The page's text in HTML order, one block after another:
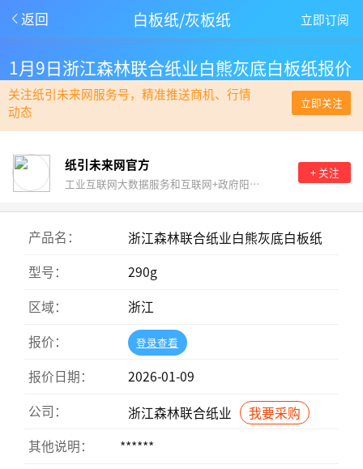
返回 白板纸/灰板纸 立即订阅
1月9日浙江森林联合纸业白熊灰底白板纸报价
关注纸引未来网服务号，精准推送商机、行情
动态
立即关注
纸引未来网官方
工业互联网大数据服务和互联网+政府阳光采购。
+ 关注
产品名：
浙江森林联合纸业白熊灰底白板纸
型号：
290g
区域：
浙江
报价：
登录查看
报价日期：
2026-01-09
公司：
浙江森林联合纸业
我要采购
其他说明：
******